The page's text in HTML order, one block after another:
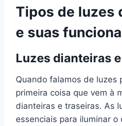
Tipos de luzes
e suas
Luzes dianteiras
Quando falamos de luzes
primeira coisa que vem à
dianteiras e traseiras. As
essenciais para iluminar o